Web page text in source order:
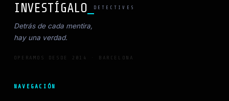
INVESTÍGALO DETECTIVES
Detrás de cada mentira,
hay una verdad.
OPERAMOS DESDE 2014 · BARCELONA
NAVEGACIÓN